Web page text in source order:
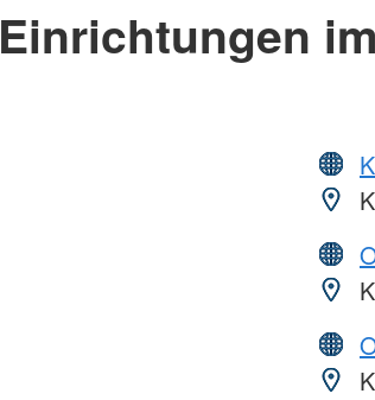
Einrichtungen